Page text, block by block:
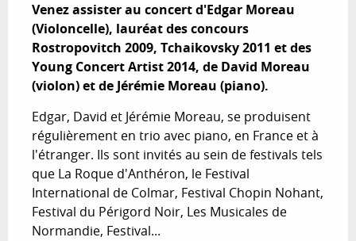
Venez assister au concert d'Edgar Moreau
(Violoncelle), lauréat des concours
Rostropovitch 2009, Tchaikovsky 2011 et des
Young Concert Artist 2014, de David Moreau
(violon) et de Jérémie Moreau (piano).
Edgar, David et Jérémie Moreau, se produisent
régulièrement en trio avec piano, en France et à
l'étranger. Ils sont invités au sein de festivals tels
que La Roque d'Anthéron, le Festival
International de Colmar, Festival Chopin Nohant,
Festival du Périgord Noir, Les Musicales de
Normandie, Festival...